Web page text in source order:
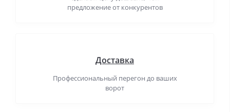
предложение от конкурентов
Доставка
Профессиональный перегон до ваших
ворот